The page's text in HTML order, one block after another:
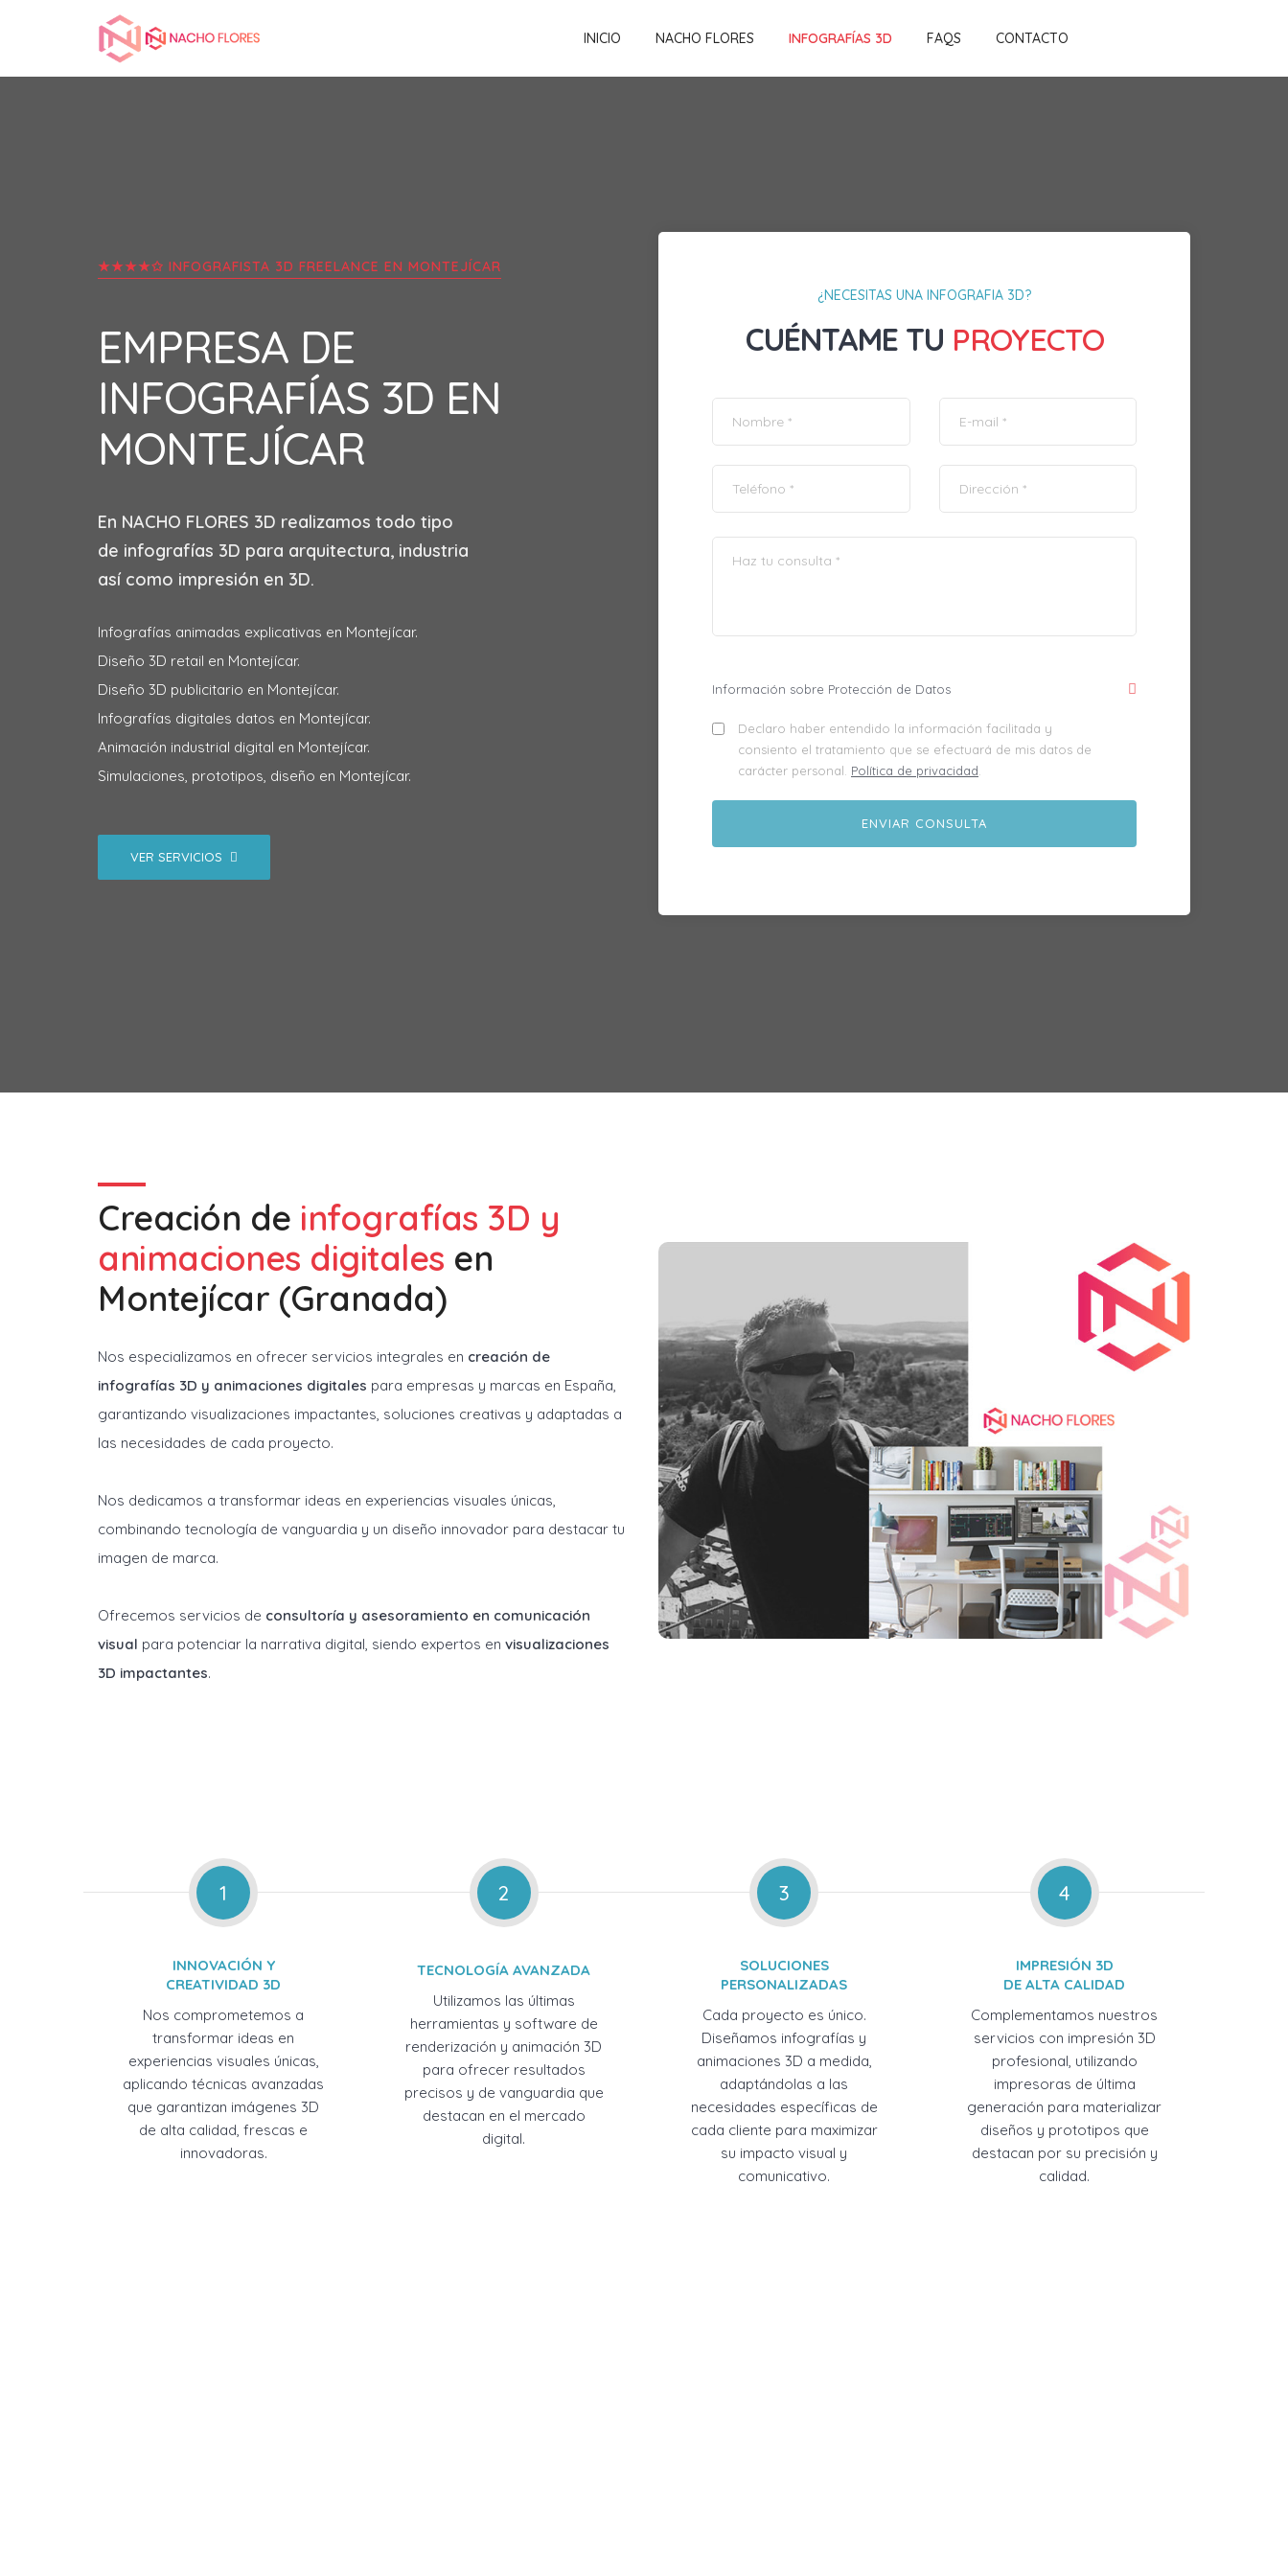
INICIO NACHO FLORES INFOGRAFÍAS 3D FAQS CONTACTO
★★★★✩ INFOGRAFISTA 3D FREELANCE EN MONTEJÍCAR
EMPRESA DE
INFOGRAFÍAS 3D EN
MONTEJÍCAR
En NACHO FLORES 3D realizamos todo tipo
de infografías 3D para arquitectura, industria
así como impresión en 3D.
Infografías animadas explicativas en Montejícar.
Diseño 3D retail en Montejícar.
Diseño 3D publicitario en Montejícar.
Infografías digitales datos en Montejícar.
Animación industrial digital en Montejícar.
Simulaciones, prototipos, diseño en Montejícar.
VER SERVICIOS
¿NECESITAS UNA INFOGRAFIA 3D?
CUÉNTAME TU PROYECTO
Información sobre Protección de Datos
Declaro haber entendido la información facilitada y
consiento el tratamiento que se efectuará de mis datos de
carácter personal. Política de privacidad
Creación de infografías 3D y
animaciones digitales en
Montejícar (Granada)
Nos especializamos en ofrecer servicios integrales en creación de
infografías 3D y animaciones digitales para empresas y marcas en España,
garantizando visualizaciones impactantes, soluciones creativas y adaptadas a
las necesidades de cada proyecto.
Nos dedicamos a transformar ideas en experiencias visuales únicas,
combinando tecnología de vanguardia y un diseño innovador para destacar tu
imagen de marca.
Ofrecemos servicios de consultoría y asesoramiento en comunicación
visual para potenciar la narrativa digital, siendo expertos en visualizaciones
3D impactantes.
1
INNOVACIÓN Y
CREATIVIDAD 3D
Nos comprometemos a
transformar ideas en
experiencias visuales únicas,
aplicando técnicas avanzadas
que garantizan imágenes 3D
de alta calidad, frescas e
innovadoras.
2
TECNOLOGÍA AVANZADA
Utilizamos las últimas
herramientas y software de
renderización y animación 3D
para ofrecer resultados
precisos y de vanguardia que
destacan en el mercado
digital.
3
SOLUCIONES
PERSONALIZADAS
Cada proyecto es único.
Diseñamos infografías y
animaciones 3D a medida,
adaptándolas a las
necesidades específicas de
cada cliente para maximizar
su impacto visual y
comunicativo.
4
IMPRESIÓN 3D
DE ALTA CALIDAD
Complementamos nuestros
servicios con impresión 3D
profesional, utilizando
impresoras de última
generación para materializar
diseños y prototipos que
destacan por su precisión y
calidad.